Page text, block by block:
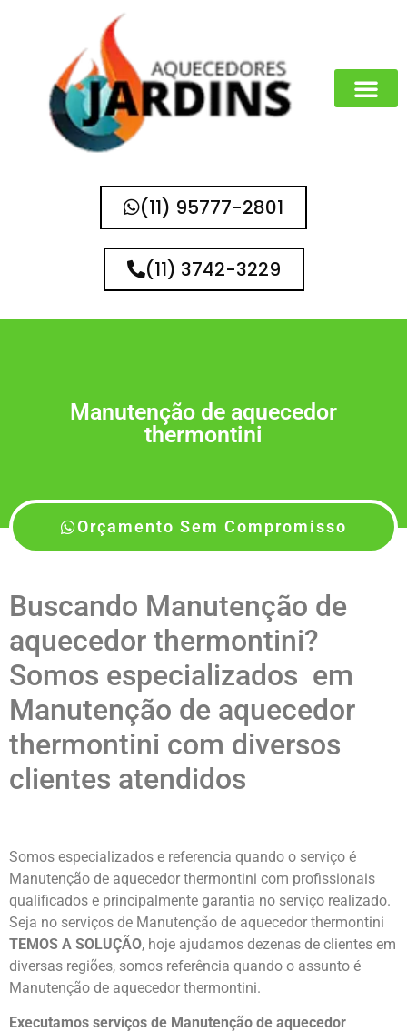
(11) 95777-2801
(11) 3742-3229
Manutenção de aquecedor
thermontini
Orçamento Sem Compromisso
Buscando Manutenção de
aquecedor thermontini?
Somos especializados em
Manutenção de aquecedor
thermontini com diversos
clientes atendidos
Somos especializados e referencia quando o serviço é
Manutenção de aquecedor thermontini com profissionais
qualificados e principalmente garantia no serviço realizado.
Seja no serviços de Manutenção de aquecedor thermontini
TEMOS A SOLUÇÃO, hoje ajudamos dezenas de clientes em
diversas regiões, somos referência quando o assunto é
Manutenção de aquecedor thermontini.
Executamos serviços de Manutenção de aquecedor